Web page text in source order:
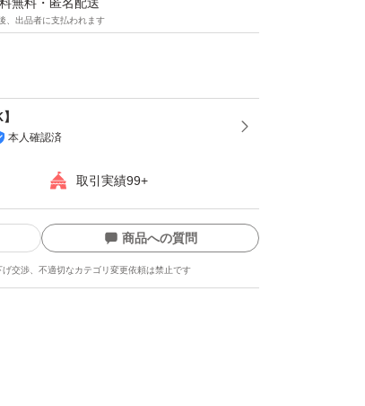
、出品者に支払われます
本人確認済
取引実績99+
商品への質問
交渉、不適切なカテゴリ変更依頼は禁止です